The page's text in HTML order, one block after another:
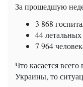
За прошедшую
3 868
44 летальных
7 964
Что касается
Украины, то